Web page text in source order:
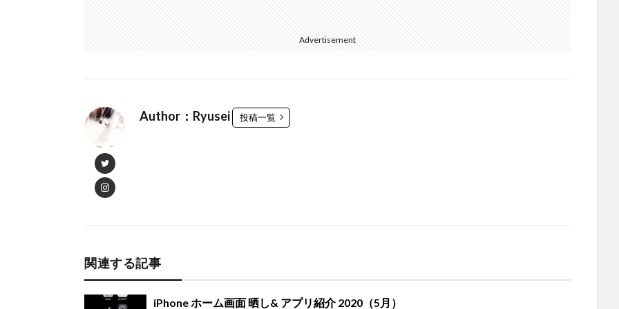
Advertisement
Author：Ryusei 投稿一覧
関連する記事
iPhone ホーム画面 晒し& アプリ紹介 2020（5月）